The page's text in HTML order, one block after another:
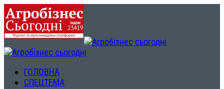
ГОЛОВНА
СПЕЦТЕМА